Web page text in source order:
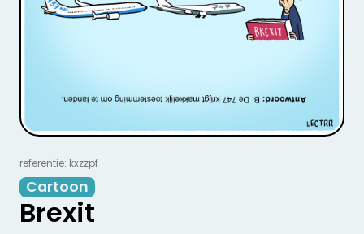
referentie: kxzzpf
Cartoon
Brexit